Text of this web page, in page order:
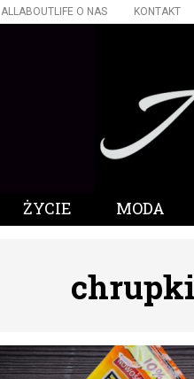
ALLABOUTLIFE O NAS KONTAKT
ŻYCIE MODA